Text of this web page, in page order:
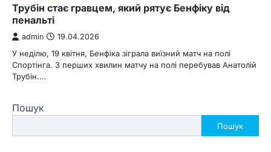
Трубін стає гравцем, який рятує Бенфіку від
пенальті
admin 19.04.2026
У неділю, 19 квітня, Бенфіка зіграла виїзний матч на полі
Спортінга. З перших хвилин матчу на полі перебував Анатолій
Трубін.…
Пошук
Пошук